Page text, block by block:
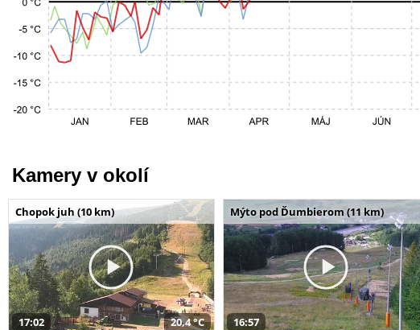
Kamery v okolí
Chopok juh (10 km)
17:02 20,4 °C
Mýto pod Ďumbierom (11 km)
16:57